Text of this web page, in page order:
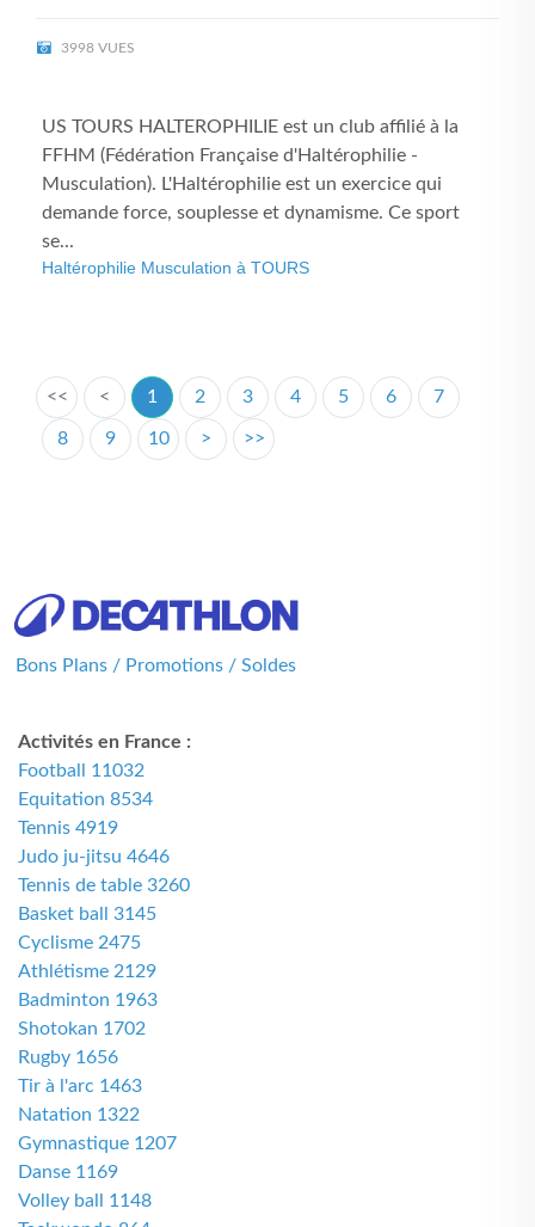
3998 VUES
US TOURS HALTEROPHILIE est un club affilié à la
FFHM (Fédération Française d'Haltérophilie -
Musculation). L'Haltérophilie est un exercice qui
demande force, souplesse et dynamisme. Ce sport
se...
Haltérophilie Musculation à TOURS
<< < 1 2 3 4 5 6 7
8 9 10 > >>
Bons Plans / Promotions / Soldes
Activités en France :
Football 11032
Equitation 8534
Tennis 4919
Judo ju-jitsu 4646
Tennis de table 3260
Basket ball 3145
Cyclisme 2475
Athlétisme 2129
Badminton 1963
Shotokan 1702
Rugby 1656
Tir à l'arc 1463
Natation 1322
Gymnastique 1207
Danse 1169
Volley ball 1148